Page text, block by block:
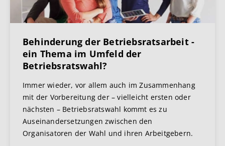
Behinderung der Betriebsratsarbeit -
ein Thema im Umfeld der
Betriebsratswahl?
Immer wieder, vor allem auch im Zusammenhang
mit der Vorbereitung der – vielleicht ersten oder
nächsten – Betriebsratswahl kommt es zu
Auseinandersetzungen zwischen den
Organisatoren der Wahl und ihren Arbeitgebern.